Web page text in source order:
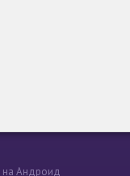
на Андроид